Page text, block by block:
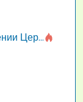
1553 – Помышление о восхищении Церкви на бракосочетании, во всякое время